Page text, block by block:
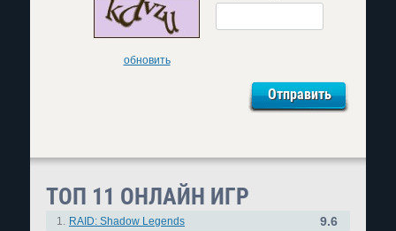
обновить
ТОП 11 ОНЛАЙН ИГР
1. RAID: Shadow Legends 9.6